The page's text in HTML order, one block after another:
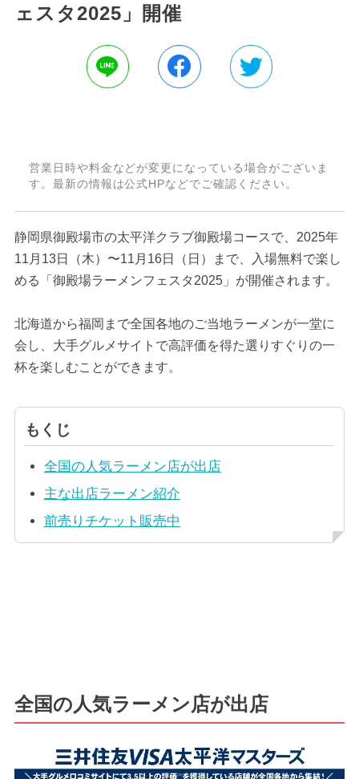
ェスタ2025」開催
営業日時や料金などが変更になっている場合がございま
す。最新の情報は公式HPなどでご確認ください。
静岡県御殿場市の太平洋クラブ御殿場コースで、2025年
11月13日（木）〜11月16日（日）まで、入場無料で楽し
める「御殿場ラーメンフェスタ2025」が開催されます。
北海道から福岡まで全国各地のご当地ラーメンが一堂に
会し、大手グルメサイトで高評価を得た選りすぐりの一
杯を楽しむことができます。
もくじ
全国の人気ラーメン店が出店
主な出店ラーメン紹介
前売りチケット販売中
全国の人気ラーメン店が出店